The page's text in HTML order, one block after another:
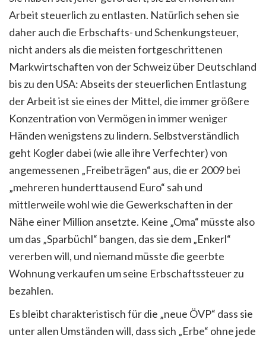
Arbeit steuerlich zu entlasten. Natürlich sehen sie
daher auch die Erbschafts- und Schenkungsteuer,
nicht anders als die meisten fortgeschrittenen
Markwirtschaften von der Schweiz über Deutschland
bis zu den USA: Abseits der steuerlichen Entlastung
der Arbeit ist sie eines der Mittel, die immer größere
Konzentration von Vermögen in immer weniger
Händen wenigstens zu lindern. Selbstverständlich
geht Kogler dabei (wie alle ihre Verfechter) von
angemessenen „Freibeträgen“ aus, die er 2009 bei
„mehreren hunderttausend Euro“ sah und
mittlerweile wohl wie die Gewerkschaften in der
Nähe einer Million ansetzte. Keine „Oma“ müsste also
um das „Sparbüchl“ bangen, das sie dem „Enkerl“
vererben will, und niemand müsste die geerbte
Wohnung verkaufen um seine Erbschaftssteuer zu
bezahlen.
Es bleibt charakteristisch für die „neue ÖVP“ dass sie
unter allen Umständen will, dass sich „Erbe“ ohne jede